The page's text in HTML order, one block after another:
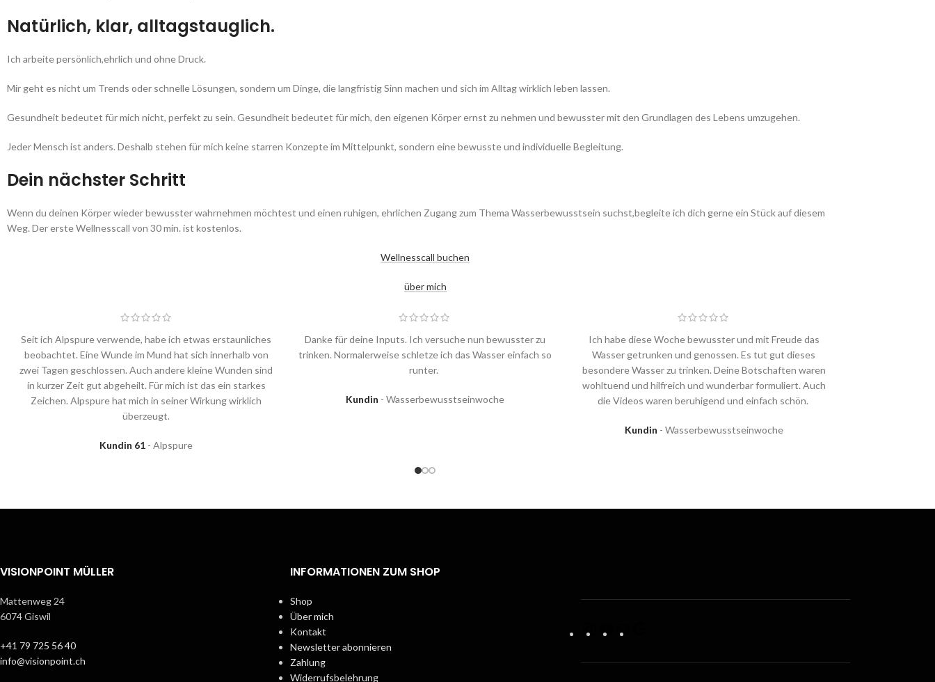
Natürlich, klar, alltagstauglich.
Ich arbeite persönlich,ehrlich und ohne Druck.
Mir geht es nicht um Trends oder schnelle Lösungen, sondern um Dinge, die langfristig Sinn machen und sich im Alltag wirklich leben lassen.
Gesundheit bedeutet für mich nicht, perfekt zu sein. Gesundheit bedeutet für mich, den eigenen Körper ernst zu nehmen und bewusster mit den Grundlagen des Lebens umzugehen.
Jeder Mensch ist anders. Deshalb stehen für mich keine starren Konzepte im Mittelpunkt, sondern eine bewusste und individuelle Begleitung.
Dein nächster Schritt
Wenn du deinen Körper wieder bewusster wahrnehmen möchtest und einen ruhigen, ehrlichen Zugang zum Thema Wasserbewusstsein suchst,begleite ich dich gerne ein Stück auf diesem
Weg. Der erste Wellnesscall von 30 min. ist kostenlos.
Wellnesscall buchen
über mich
Seit ich Alpspure verwende, habe ich etwas erstaunliches
beobachtet. Eine Wunde im Mund hat sich innerhalb von
zwei Tagen geschlossen. Auch andere kleine Wunden sind
in kurzer Zeit gut abgeheilt. Für mich ist das ein starkes
Zeichen. Alpspure hat mich in seiner Wirkung wirklich
überzeugt.
Kundin 61 Alpspure
Danke für deine Inputs. Ich versuche nun bewusster zu
trinken. Normalerweise schletze ich das Wasser einfach so
runter.
Kundin Wasserbewusstseinwoche
Ich habe diese Woche bewusster und mit Freude das
Wasser getrunken und genossen. Es tut gut dieses
besondere Wasser zu trinken. Deine Botschaften waren
wohltuend und hilfreich und wunderbar formuliert. Auch
die Videos waren beruhigend und einfach schön.
Kundin Wasserbewusstseinwoche
VISIONPOINT MÜLLER
Mattenweg 24
6074 Giswil
+41 79 725 56 40
info@visionpoint.ch
INFORMATIONEN ZUM SHOP
Shop
Über mich
Kontakt
Newsletter abonnieren
Zahlung
Widerrufsbelehrung